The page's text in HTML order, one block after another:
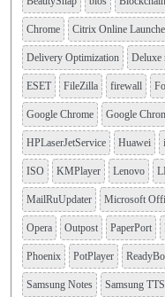
Chrome Citrix Online
Delivery Optimization Deluxe
ESET FileZilla firewall
Google Chrome Google
HPLaserJetService Huawei
ISO KMPlayer Lenovo
MailRuUpdater Microsoft
Opera Outpost PaperPort
Phoenix PotPlayer
Samsung Notes Samsung TTS